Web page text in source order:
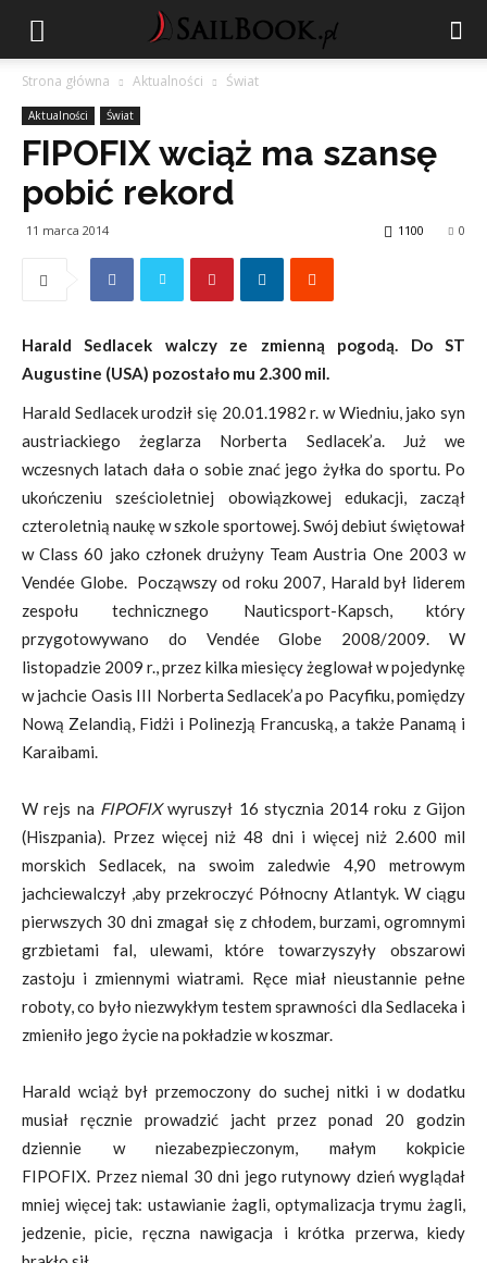
Strona główna Aktualności Świat
Aktualności Świat
FIPOFIX wciąż ma szansę
pobić rekord
11 marca 2014 0
1100
Harald Sedlacek walczy ze zmienną pogodą. Do ST
Augustine (USA) pozostało mu 2.300 mil.
Harald Sedlacek urodził się 20.01.1982 r. w Wiedniu, jako syn
austriackiego żeglarza Norberta Sedlacek’a. Już we
wczesnych latach dała o sobie znać jego żyłka do sportu. Po
ukończeniu sześcioletniej obowiązkowej edukacji, zaczął
czteroletnią naukę w szkole sportowej. Swój debiut świętował
w Class 60 jako członek drużyny Team Austria One 2003 w
Vendée Globe. Począwszy od roku 2007, Harald był liderem
zespołu technicznego Nauticsport-Kapsch, który
przygotowywano do Vendée Globe 2008/2009. W
listopadzie 2009 r., przez kilka miesięcy żeglował w pojedynkę
w jachcie Oasis III Norberta Sedlacek’a po Pacyfiku, pomiędzy
Nową Zelandią, Fidżi i Polinezją Francuską, a także Panamą i
Karaibami.
W rejs na FIPOFIXwyruszył 16 stycznia 2014 roku z Gijon
(Hiszpania). Przez więcej niż 48 dni i więcej niż 2.600 mil
morskich Sedlacek, na swoim zaledwie 4,90 metrowym
jachciewalczył ,aby przekroczyć Północny Atlantyk. W ciągu
pierwszych 30 dni zmagał się z chłodem, burzami, ogromnymi
grzbietami fal, ulewami, które towarzyszyły obszarowi
zastoju i zmiennymi wiatrami. Ręce miał nieustannie pełne
roboty, co było niezwykłym testem sprawności dla Sedlaceka i
zmieniło jego życie na pokładzie w koszmar.
Harald wciąż był przemoczony do suchej nitki i w dodatku
musiał ręcznie prowadzić jacht przez ponad 20 godzin
dziennie w niezabezpieczonym, małym kokpicie
FIPOFIX. Przez niemal 30 dni jego rutynowy dzień wyglądał
mniej więcej tak: ustawianie żagli, optymalizacja trymu żagli,
jedzenie, picie, ręczna nawigacja i krótka przerwa, kiedy